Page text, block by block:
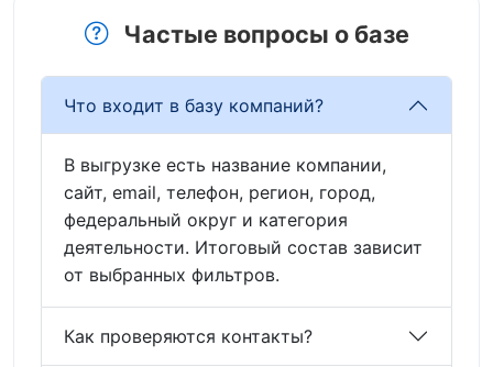
Частые вопросы о базе
Что входит в базу компаний?
В выгрузке есть название компании,
сайт, email, телефон, регион, город,
федеральный округ и категория
деятельности. Итоговый состав зависит
от выбранных фильтров.
Как проверяются контакты?